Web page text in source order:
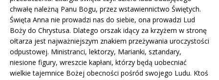
chwałę należną Panu Bogu, przez wstawiennictwo Świętych.
Święta Anna nie prowadzi nas do siebie, ona prowadzi Lud
Boży do Chrystusa. Dlatego orszak idący za krzyżem w stronę
ołtarza jest najważniejszym znakiem przeżywania uroczystości
odpustowej. Ministranci, lektorzy, Marianki, sztandary,
niesione figury, wreszcie kapłani, którzy będą uobecniać
wielkie tajemnice Bożej obecności pośród swojego Ludu. Ktoś